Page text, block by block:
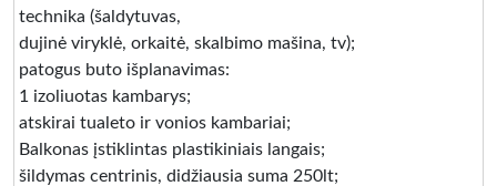
technika (šaldytuvas,
dujinė viryklė, orkaitė, skalbimo mašina, tv);
patogus buto išplanavimas:
1 izoliuotas kambarys;
atskirai tualeto ir vonios kambariai;
Balkonas įstiklintas plastikiniais langais;
šildymas centrinis, didžiausia suma 250lt;